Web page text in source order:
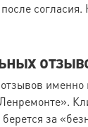
согласия.
берется за